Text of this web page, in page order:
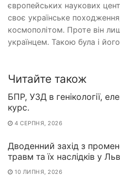
європейських наукових
своє українське
космополітом. Проте він
українцем. Такою була і його
Читайте також
БПР, УЗД в генікології,
курс.
4 СЕРПНЯ, 2026
Дводенний захід з
травм та їх наслідків у
10 ЛИПНЯ, 2026